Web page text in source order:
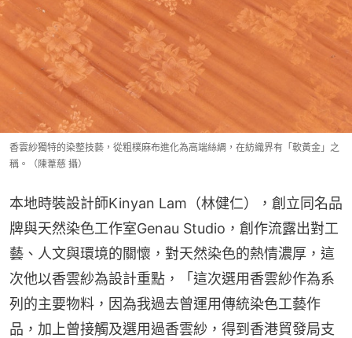
香雲紗獨特的染整技藝，從粗樸麻布進化為高端絲綢，在紡織界有「軟黃金」之
稱。（陳葦慈 攝）
本地時裝設計師Kinyan Lam（林健仁），創立同名品
牌與天然染色工作室Genau Studio，創作流露出對工
藝、人文與環境的關懷，對天然染色的熱情濃厚，這
次他以香雲紗為設計重點，「這次選用香雲紗作為系
列的主要物料，因為我過去曾運用傳統染色工藝作
品，加上曾接觸及選用過香雲紗，得到香港貿發局支